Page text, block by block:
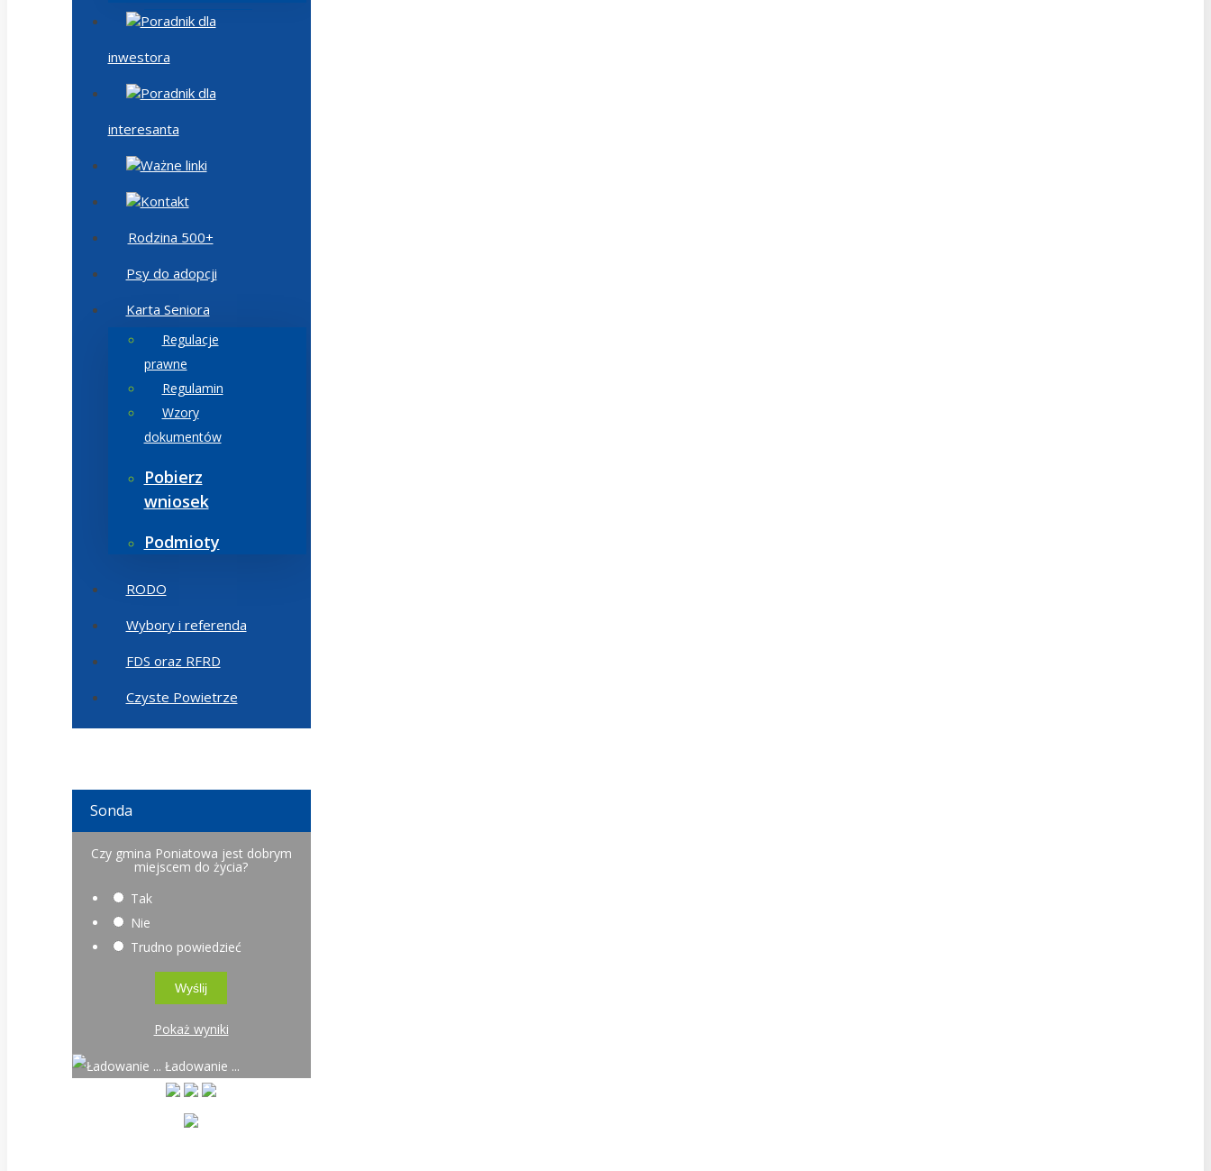
Poradnik dla
inwestora
Poradnik dla
interesanta
Ważne linki
Kontakt
Rodzina 500+
Psy do adopcji
Karta Seniora
Regulacje
prawne
Regulamin
Wzory
dokumentów
Pobierz
wniosek
Podmioty
RODO
Wybory i referenda
FDS oraz RFRD
Czyste Powietrze
Sonda
Czy gmina Poniatowa jest dobrym
miejscem do życia?
Tak
Nie
Trudno powiedzieć
Pokaż wyniki
Ładowanie ...